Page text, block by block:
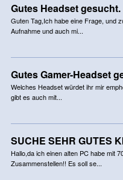
Gutes Headset gesucht.
Guten Tag,Ich habe eine Frage, und
Aufnahme und auch mi...
Gutes Gamer-Headset
Welches Headset würdet ihr mir
gibt es auch mit...
SUCHE SEHR GUTES
Hallo,da ich einen alten PC habe mit
Zusammenstellen!! Es soll se...